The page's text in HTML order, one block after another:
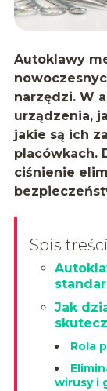
Autoklawy
narzędzi. W
urządzenia,
jakie są ich
placówkach.
ciśnienie
Spis
Jak
Rola
wirusy i